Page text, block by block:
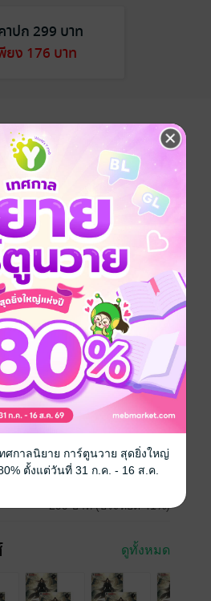
าปก 299 บาท
ยง 176 บาท
งขวัญ แชร์
ซียนคือผู้คุม... ‘ผังดาบเก้าคุมขัง’
ณาเขต และสร้างเขาให้กลาย
พของเขาในครั้งสุดท้ายนี้ นำมา
งยิ่งใหญ่ของทุกภพภูมิ! (บทที่ 1281-
อแปล นิยายจีนแปล
บันทึกชะตาราชันหมื่นเซียน
pdf, epub(สารบัญ)
02 มิถุนายน 2569
428 หน้า (≈ 56,454 คำ)
299 บาท (ประหยัด 41%)
ดูทั้งหมด
ศกาลนิยาย การ์ตูนวาย สุดยิ่งใหญ่
ตั้งแต่วันที่ 31 ก.ค. - 16 ส.ค.